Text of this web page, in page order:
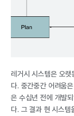
레거시 시스템은 오
다. 중간중간 어려움
은 수십년 전에 개발
다. 그 결과 현 시스템